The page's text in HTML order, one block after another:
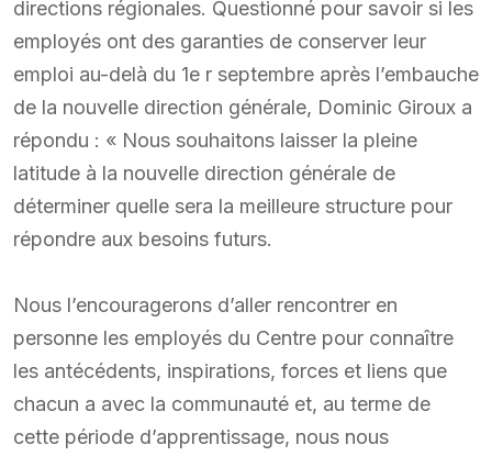
directions régionales. Questionné pour savoir si les
employés ont des garanties de conserver leur
emploi au-delà du 1e r septembre après l’embauche
de la nouvelle direction générale, Dominic Giroux a
répondu : « Nous souhaitons laisser la pleine
latitude à la nouvelle direction générale de
déterminer quelle sera la meilleure structure pour
répondre aux besoins futurs.
Nous l’encouragerons d’aller rencontrer en
personne les employés du Centre pour connaître
les antécédents, inspirations, forces et liens que
chacun a avec la communauté et, au terme de
cette période d’apprentissage, nous nous